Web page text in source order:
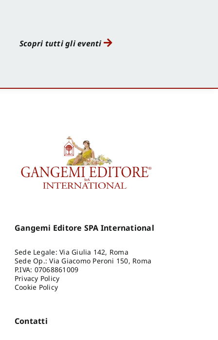
Scopri tutti gli eventi
Gangemi Editore SPA International
Sede Legale: Via Giulia 142, Roma
Sede Op.: Via Giacomo Peroni 150, Roma
P.IVA: 07068861009
Privacy Policy
Cookie Policy
Contatti